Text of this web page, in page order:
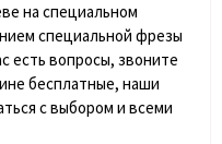
на специальном
специальной фрезы
есть вопросы, звоните
бесплатные, наши
с выбором и всеми